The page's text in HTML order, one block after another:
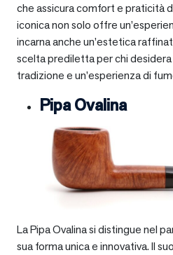
che assicura comfort e praticità
iconica non solo offre
incarna anche un’estetica
scelta prediletta per chi
tradizione e un’esperienza di
Pipa Ovalina
La Pipa Ovalina si distingue nel
sua forma unica e innovativa. Il